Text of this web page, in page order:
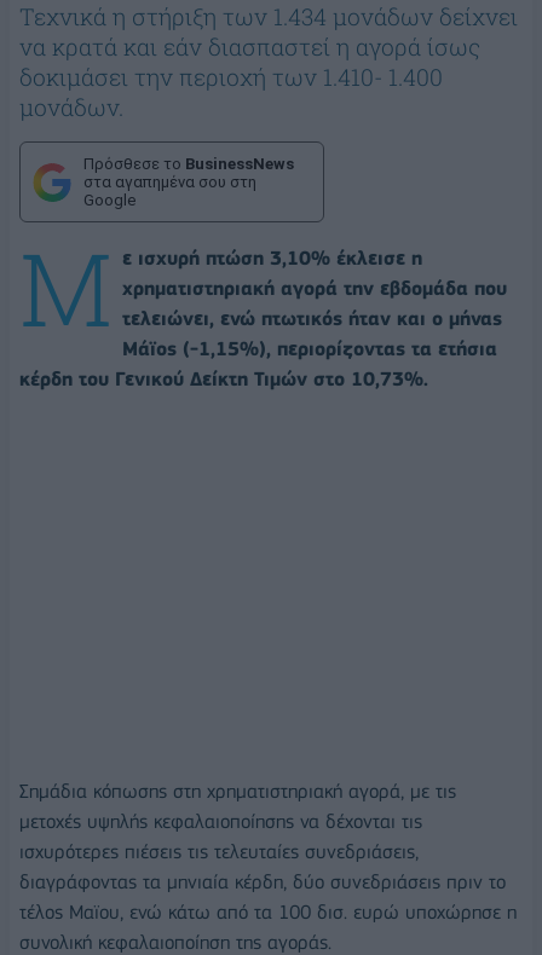
Τεχνικά η στήριξη των 1.434 μονάδων δείχνει
να κρατά και εάν διασπαστεί η αγορά ίσως
δοκιμάσει την περιοχή των 1.410- 1.400
μονάδων.
Πρόσθεσε το BusinessNews
στα αγαπημένα σου στη
Google
Μ
ε ισχυρή πτώση 3,10% έκλεισε η
χρηματιστηριακή αγορά την εβδομάδα που
τελειώνει, ενώ πτωτικός ήταν και ο μήνας
Μάϊος (-1,15%), περιορίζοντας τα ετήσια
κέρδη του Γενικού Δείκτη Τιμών στο 10,73%.
Σημάδια κόπωσης στη χρηματιστηριακή αγορά, με τις
μετοχές υψηλής κεφαλαιοποίησης να δέχονται τις
ισχυρότερες πιέσεις τις τελευταίες συνεδριάσεις,
διαγράφοντας τα μηνιαία κέρδη, δύο συνεδριάσεις πριν το
τέλος Μαϊου, ενώ κάτω από τα 100 δισ. ευρώ υποχώρησε η
συνολική κεφαλαιοποίηση της αγοράς.